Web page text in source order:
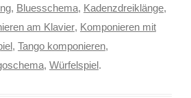
, Bluesschema, Kadenzdreiklänge,
am Klavier, Komponieren mit
, Tango komponieren,
, Würfelspiel.